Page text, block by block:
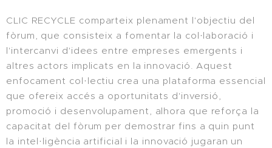
CLIC RECYCLE comparteix plenament l'objectiu del
fòrum, que consisteix a fomentar la col·laboració i
l'intercanvi d'idees entre empreses emergents i
altres actors implicats en la innovació. Aquest
enfocament col·lectiu crea una plataforma essencial
que ofereix accés a oportunitats d'inversió,
promoció i desenvolupament, alhora que reforça la
capacitat del fòrum per demostrar fins a quin punt
la intel·ligència artificial i la innovació jugaran un